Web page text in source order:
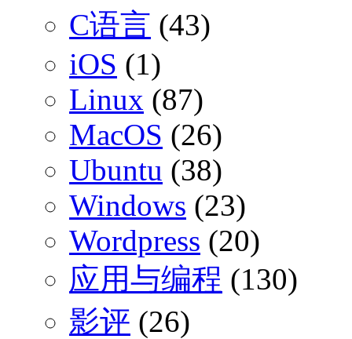
C语言 (43)
iOS (1)
Linux (87)
MacOS (26)
Ubuntu (38)
Windows (23)
Wordpress (20)
应用与编程 (130)
影评 (26)